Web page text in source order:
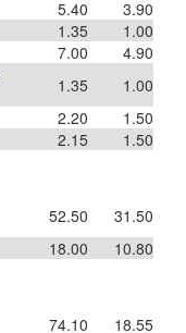
5.40
3.90
1.35
1.00
7.00
4.90
1.35
1.00
2.20
1.50
2.15
1.50
52.50
31.50
18.00
10.80
74.10
18.55